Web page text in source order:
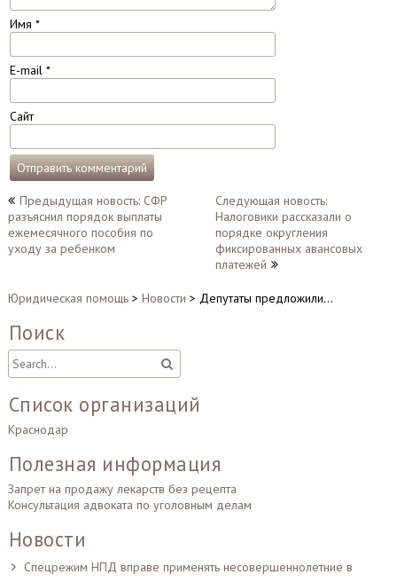
Имя *
E-mail *
Сайт
Навигация
по
записям
Предыдущая новость: СФР
разъяснил порядок выплаты
ежемесячного пособия по
уходу за ребенком
Следующая новость:
Налоговики рассказали о
порядке округления
фиксированных авансовых
платежей
Юридическая помощь> Новости > Депутаты предложили…
Поиск
Список организаций
Краснодар
Полезная информация
Запрет на продажу лекарств без рецепта
Консультация адвоката по уголовным делам
Новости
Спецрежим НПД вправе применять несовершеннолетние в